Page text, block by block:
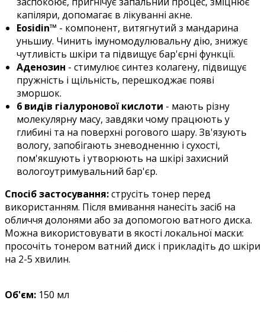
капіляри, допомагає в лікуванні акне.
Eosidin™ - компонент, витягнутий з мандарина
уньшиу. Чинить імуномодулювальну дію, знижує
чутливість шкіри та підвищує бар'єрні функції.
Аденозин - стимулює синтез колагену, підвищує
пружність і щільність, перешкоджає появі
зморшок.
6 видів гіалуронової кислоти - мають різну
молекулярну масу, завдяки чому працюють у
глибині та на поверхні рогового шару. Зв'язують
вологу, запобігають зневодненню і сухості,
пом'якшують і утворюють на шкірі захисний
вологоутримувальний бар'єр.
Спосіб застосування:струсіть тонер перед
використанням. Після вмивання нанесіть засіб на
обличчя долонями або за допомогою ватного диска.
Можна використовувати в якості локальної маски:
просочіть тонером ватний диск і прикладіть до шкіри
на 2-5 хвилин.
Об'єм: 150 мл